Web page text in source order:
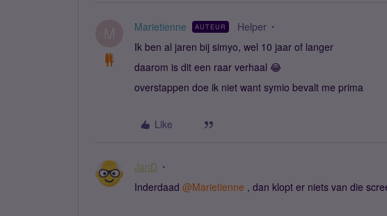
Marietienne AUTEUR Helper
Ik ben al jaren bij simyo, wel 10 jaar of langer
daarom is dit een raar verhaal 😂
overstappen doe ik niet want symio bevalt me prima
Like
JanD
Inderdaad @Marietienne , dan klopt er niets van die